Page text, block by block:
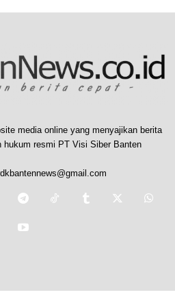
media online yang menyajikan berita
hukum resmi PT Visi Siber Banten